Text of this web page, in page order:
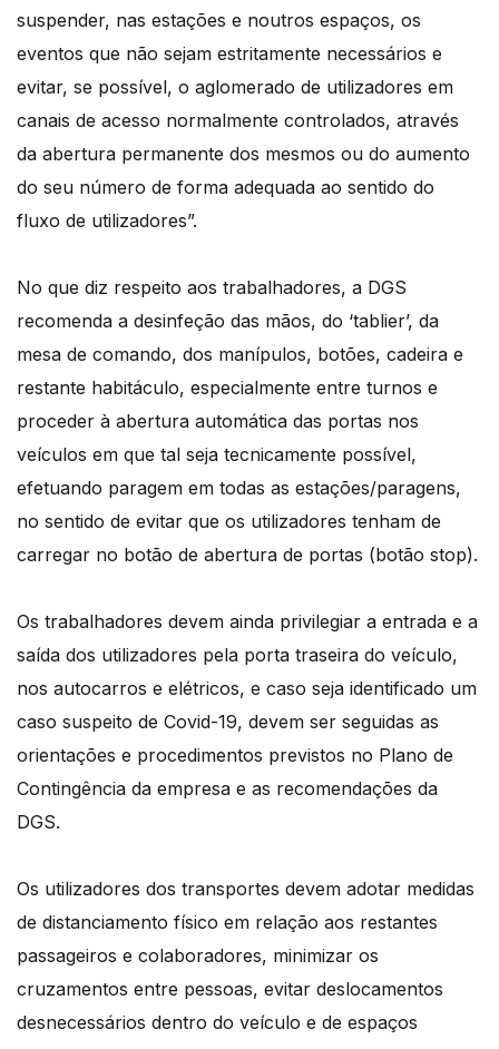
suspender, nas estações e noutros espaços, os
eventos que não sejam estritamente necessários e
evitar, se possível, o aglomerado de utilizadores em
canais de acesso normalmente controlados, através
da abertura permanente dos mesmos ou do aumento
do seu número de forma adequada ao sentido do
fluxo de utilizadores”.
No que diz respeito aos trabalhadores, a DGS
recomenda a desinfeção das mãos, do ‘tablier’, da
mesa de comando, dos manípulos, botões, cadeira e
restante habitáculo, especialmente entre turnos e
proceder à abertura automática das portas nos
veículos em que tal seja tecnicamente possível,
efetuando paragem em todas as estações/paragens,
no sentido de evitar que os utilizadores tenham de
carregar no botão de abertura de portas (botão stop).
Os trabalhadores devem ainda privilegiar a entrada e a
saída dos utilizadores pela porta traseira do veículo,
nos autocarros e elétricos, e caso seja identificado um
caso suspeito de Covid-19, devem ser seguidas as
orientações e procedimentos previstos no Plano de
Contingência da empresa e as recomendações da
DGS.
Os utilizadores dos transportes devem adotar medidas
de distanciamento físico em relação aos restantes
passageiros e colaboradores, minimizar os
cruzamentos entre pessoas, evitar deslocamentos
desnecessários dentro do veículo e de espaços